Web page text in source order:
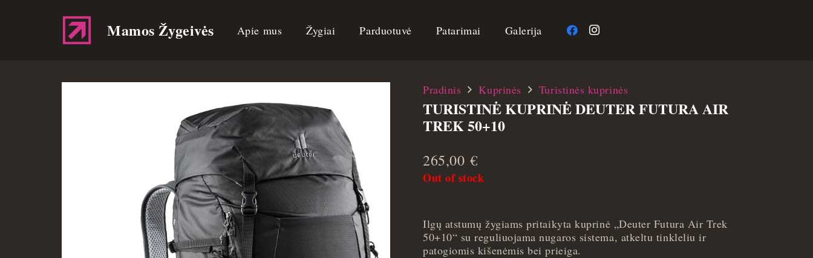
Mamos Žygeivės Apie mus Žygiai Parduotuvė Patarimai Galerija
Pradinis Kuprinės Turistinės kuprinės
TURISTINĖ KUPRINĖ DEUTER FUTURA AIR
TREK 50+10
265,00 €
Out of stock
Ilgų atstumų žygiams pritaikyta kuprinė „Deuter Futura Air Trek
50+10“ su reguliuojama nugaros sistema, atkeltu tinkleliu ir
patogiomis kišenėmis bei prieiga.